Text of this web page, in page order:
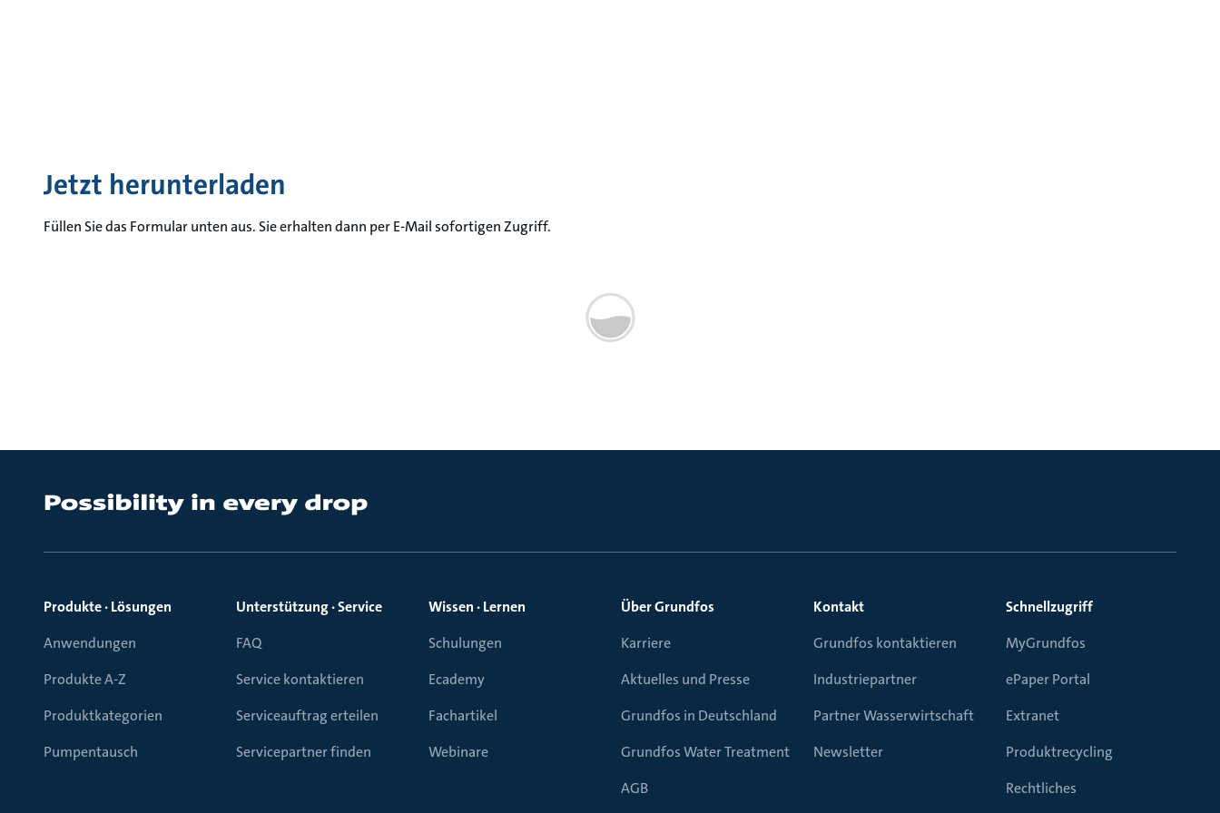
Jetzt herunterladen
Füllen Sie das Formular unten aus. Sie erhalten dann per E-Mail sofortigen Zugriff.
Produkte · Lösungen
Anwendungen
Produkte A-Z
Produktkategorien
Pumpentausch
Unterstützung · Service
FAQ
Service kontaktieren
Serviceauftrag erteilen
Servicepartner finden
Wissen · Lernen
Schulungen
Ecademy
Fachartikel
Webinare
Über Grundfos
Karriere
Aktuelles und Presse
Grundfos in Deutschland
Grundfos Water Treatment
AGB
Kontakt
Grundfos kontaktieren
Industriepartner
Partner Wasserwirtschaft
Newsletter
Schnellzugriff
MyGrundfos
ePaper Portal
Extranet
Produktrecycling
Rechtliches